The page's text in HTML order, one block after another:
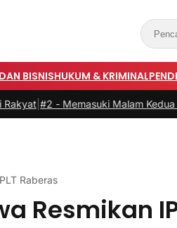
BISNISHUKUM & KRIMINAL
Malam Kedua yang
Raberas
Resmikan